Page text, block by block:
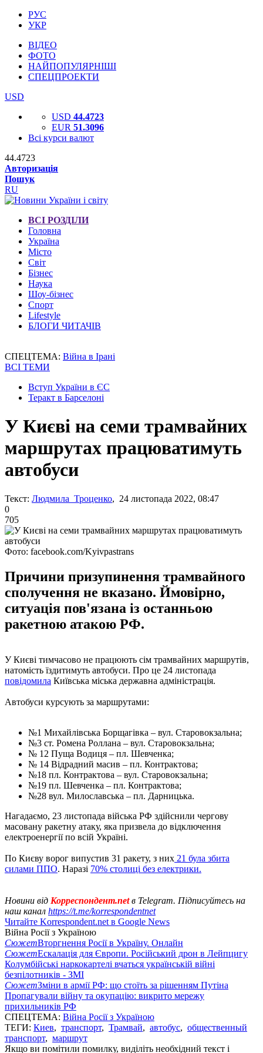
РУС
УКР
ВІДЕО
ФОТО
НАЙПОПУЛЯРНІШІ
СПЕЦПРОЕКТИ
USD
USD 44.4723
EUR 51.3096
Всі курси валют
44.4723
Авторизація
Пошук
RU
ВСІ РОЗДІЛИ
Головна
Україна
Місто
Світ
Бізнес
Наука
Шоу-бізнес
Спорт
Lifestyle
БЛОГИ ЧИТАЧІВ
СПЕЦТЕМА: Війна в Ірані
ВСІ ТЕМИ
Вступ України в ЄС
Теракт в Барселоні
У Києві на семи трамвайних
маршрутах працюватимуть
автобуси
Текст: Людмила Троценко, 24 листопада 2022, 08:47
0
705
Фото: facebook.com/Kyivpastrans
Причини призупинення трамвайного
сполучення не вказано. Ймовірно,
ситуація пов'язана із останньою
ракетною атакою РФ.
У Києві тимчасово не працюють сім трамвайних маршрутів,
натомість їздитимуть автобуси. Про це 24 листопада
повідомила Київська міська державна адміністрація.
Автобуси курсують за маршрутами:
№1 Михайлівська Борщагівка – вул. Старовокзальна;
№3 ст. Ромена Роллана – вул. Старовокзальна;
№ 12 Пуща Водиця – пл. Шевченка;
№ 14 Відрадний масив – пл. Контрактова;
№18 пл. Контрактова – вул. Старовокзальна;
№19 пл. Шевченка – пл. Контрактова;
№28 вул. Милославська – пл. Дарницька.
Нагадаємо, 23 листопада війська РФ здійснили чергову
масовану ракетну атаку, яка призвела до відключення
електроенергії по всій Україні.
По Києву ворог випустив 31 ракету, з них 21 була збита
силами ППО. Наразі 70% столиці без електрики.
Новини від Корреспондент.netв Telegram. Підписуйтесь на
наш канал https://t.me/korrespondentnet
Читайте Korrespondent.net в Google News
Війна Росії з Україною
СюжетВторгнення Росії в Україну. Онлайн
СюжетЕскалація для Європи. Російський дрон в Лейпцигу
Колумбійські наркокартелі вчаться українській війні
безпілотників - ЗМІ
СюжетЗміни в армії РФ: що стоїть за рішенням Путіна
Пропагували війну та окупацію: викрито мережу
прихильників РФ
СПЕЦТЕМА: Війна Росії з Україною
ТЕГИ: Киев, транспорт, Трамвай, автобус, общественный
транспорт, маршрут
Якщо ви помітили помилку, виділіть необхідний текст і